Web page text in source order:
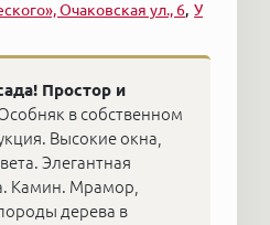
Очаковская ул., 6 У
Простор и
в собственном
Высокие окна,
Элегантная
Камин. Мрамор,
дерева в